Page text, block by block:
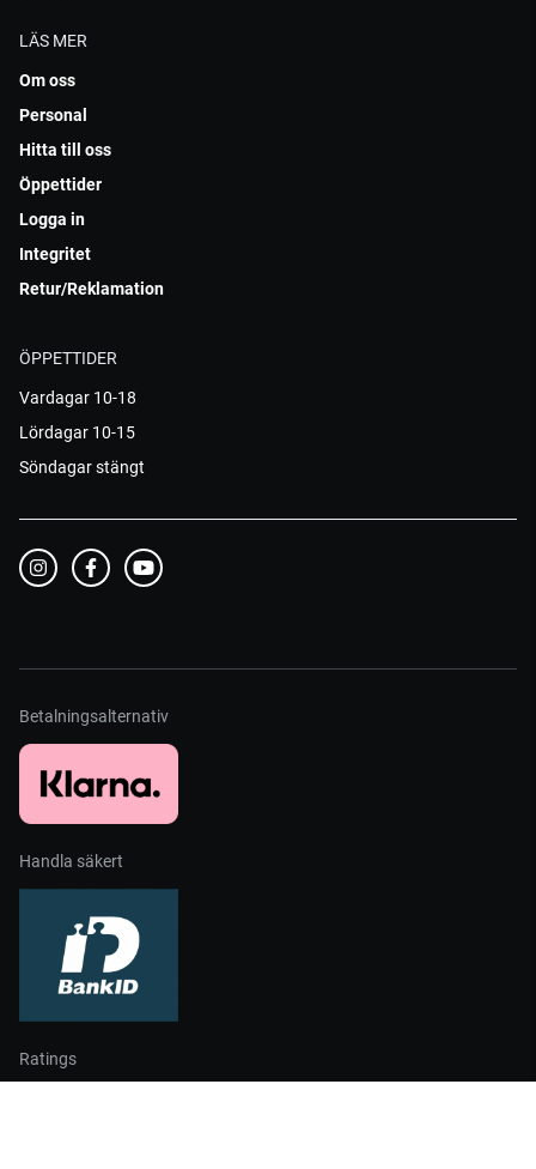
LÄS MER
Om oss
Personal
Hitta till oss
Öppettider
Logga in
Integritet
Retur/Reklamation
ÖPPETTIDER
Vardagar 10-18
Lördagar 10-15
Söndagar stängt
Betalningsalternativ
Handla säkert
Ratings